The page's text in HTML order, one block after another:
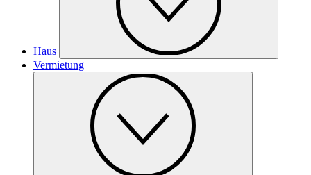
Haus
Vermietung